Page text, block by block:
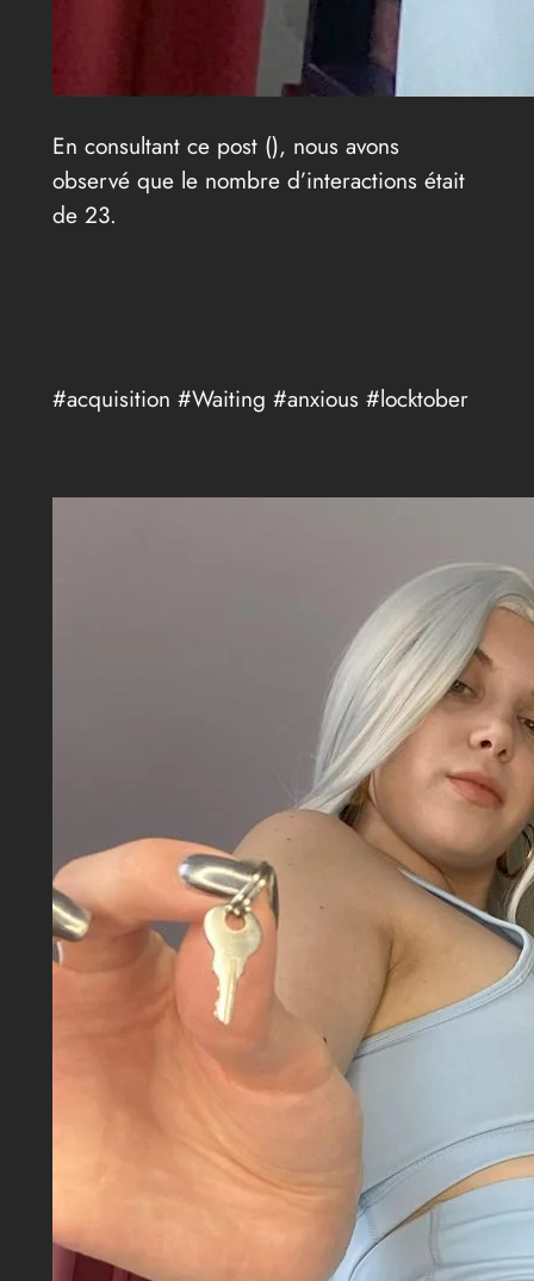
En consultant ce post (), nous avons
observé que le nombre d’interactions était
de 23.
#acquisition #Waiting #anxious #locktober